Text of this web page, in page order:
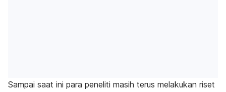
Sampai saat ini para peneliti masih terus melakukan riset